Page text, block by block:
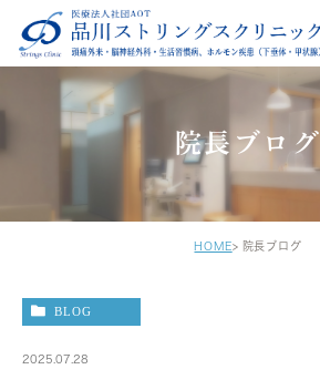
院長ブログ
HOME 院長ブログ
BLOG
2025.07.28